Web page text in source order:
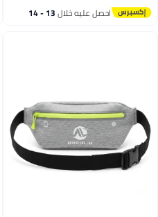
احصل عليه خلال 13 - 14